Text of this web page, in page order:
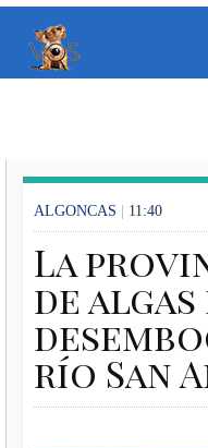
ALGONCAS | 11:40
La
de
río San